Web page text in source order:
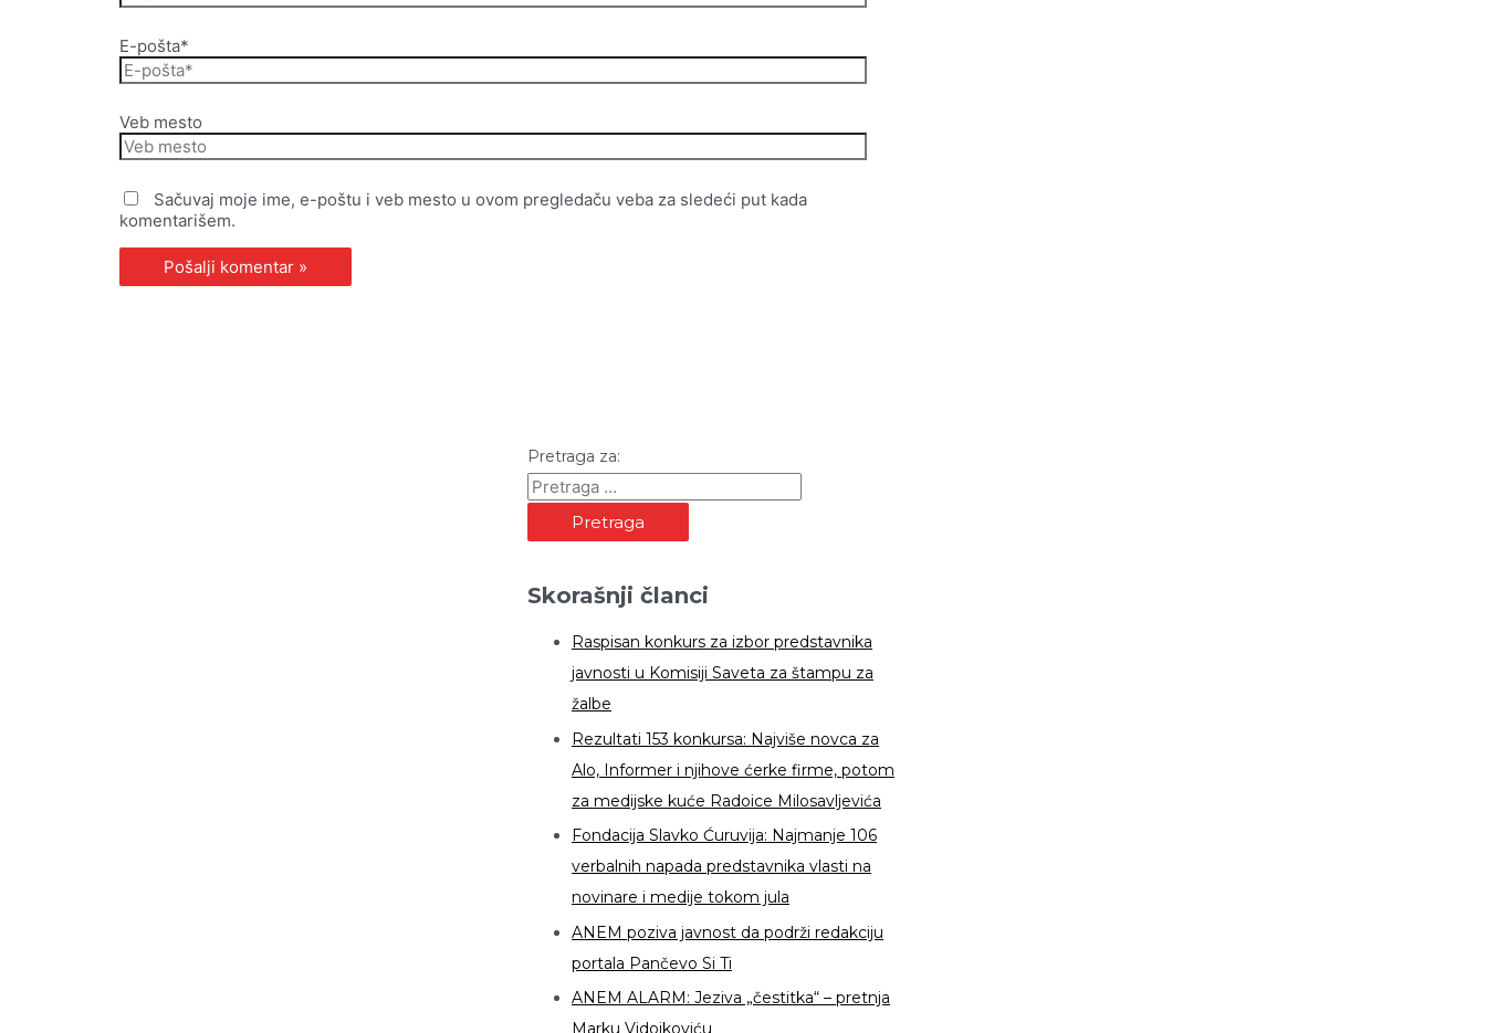
E-pošta*
Veb mesto
Sačuvaj moje ime, e-poštu i veb mesto u ovom pregledaču veba za sledeći put kada
komentarišem.
Pretraga za:
Skorašnji članci
Raspisan konkurs za izbor predstavnika
javnosti u Komisiji Saveta za štampu za
žalbe
Rezultati 153 konkursa: Najviše novca za
Alo, Informer i njihove ćerke firme, potom
za medijske kuće Radoice Milosavljevića
Fondacija Slavko Ćuruvija: Najmanje 106
verbalnih napada predstavnika vlasti na
novinare i medije tokom jula
ANEM poziva javnost da podrži redakciju
portala Pančevo Si Ti
ANEM ALARM: Jeziva „čestitka“ – pretnja
Marku Vidojkoviću